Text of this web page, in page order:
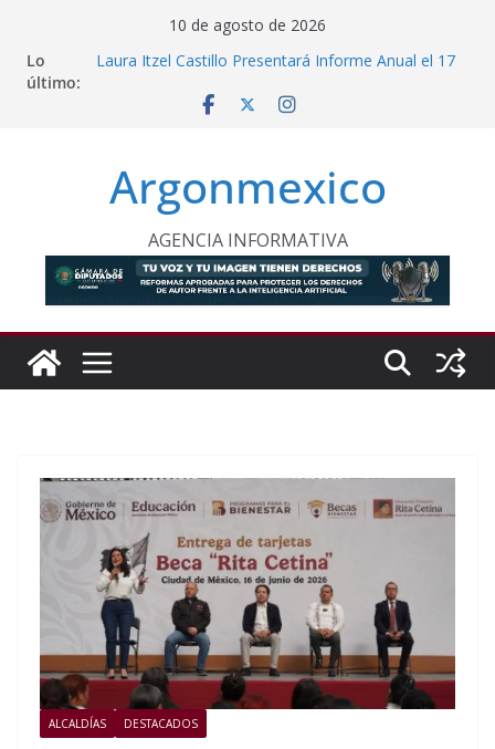
contenido
10 de agosto de 2026
Lo
último:
Laura Itzel Castillo Presentará Informe Anual el 17
Inaugura Clara Brugada Utopía “Elena Poniatowska
Permanente en México
Refuerzan Abasto de Agua en Acapulco Ante
Lluvias Intensas
INE Defiende Contrato con Territorium Life y Niega
Incumplimientos
Argonmexico
AGENCIA INFORMATIVA
ALCALDÍAS DESTACADOS